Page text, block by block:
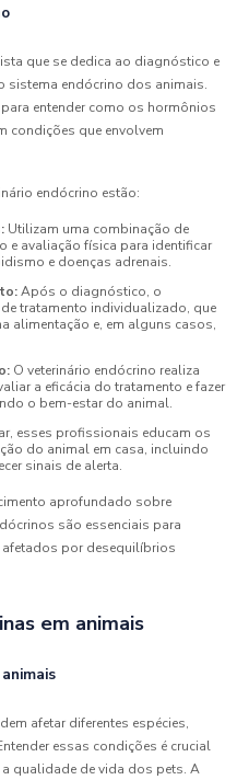
que se dedica ao diagnóstico e
sistema endócrino dos animais.
entender como os hormônios
condições que envolvem
endócrino estão:
Utilizam uma combinação de
e avaliação física para identificar
e doenças adrenais.
Após o diagnóstico, o
tratamento individualizado, que
alimentação e, em alguns casos,
O veterinário endócrino realiza
a eficácia do tratamento e fazer
o bem-estar do animal.
esses profissionais educam os
do animal em casa, incluindo
sinais de alerta.
aprofundado sobre
são essenciais para
por desequilíbrios
em animais
afetar diferentes espécies,
essas condições é crucial
qualidade de vida dos pets. A